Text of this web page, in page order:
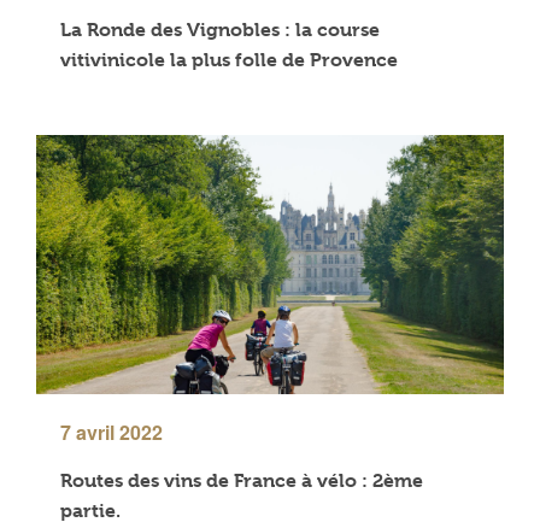
La Ronde des Vignobles : la course
vitivinicole la plus folle de Provence
7 avril 2022
Routes des vins de France à vélo : 2ème
partie.